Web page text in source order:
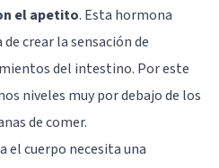
el apetito. Esta hormona
crear la sensación de
del intestino. Por este
niveles muy por debajo de los
de comer.
el cuerpo necesita una